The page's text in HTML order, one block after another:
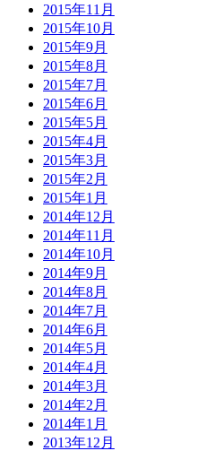
2015年11月
2015年10月
2015年9月
2015年8月
2015年7月
2015年6月
2015年5月
2015年4月
2015年3月
2015年2月
2015年1月
2014年12月
2014年11月
2014年10月
2014年9月
2014年8月
2014年7月
2014年6月
2014年5月
2014年4月
2014年3月
2014年2月
2014年1月
2013年12月